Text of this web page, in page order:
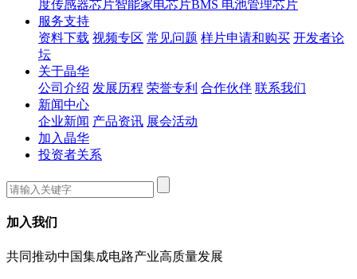
度传感器芯片智能家电芯片BMS 电池管理芯片
服务支持
资料下载 视频专区 常见问题 样片申请和购买 开发者论
坛
关于晶华
公司介绍 发展历程 荣誉专利 合作伙伴 联系我们
新闻中心
企业新闻 产品资讯 展会活动
加入晶华
投资者关系
加入我们
共同推动中国集成电路产业高质量发展